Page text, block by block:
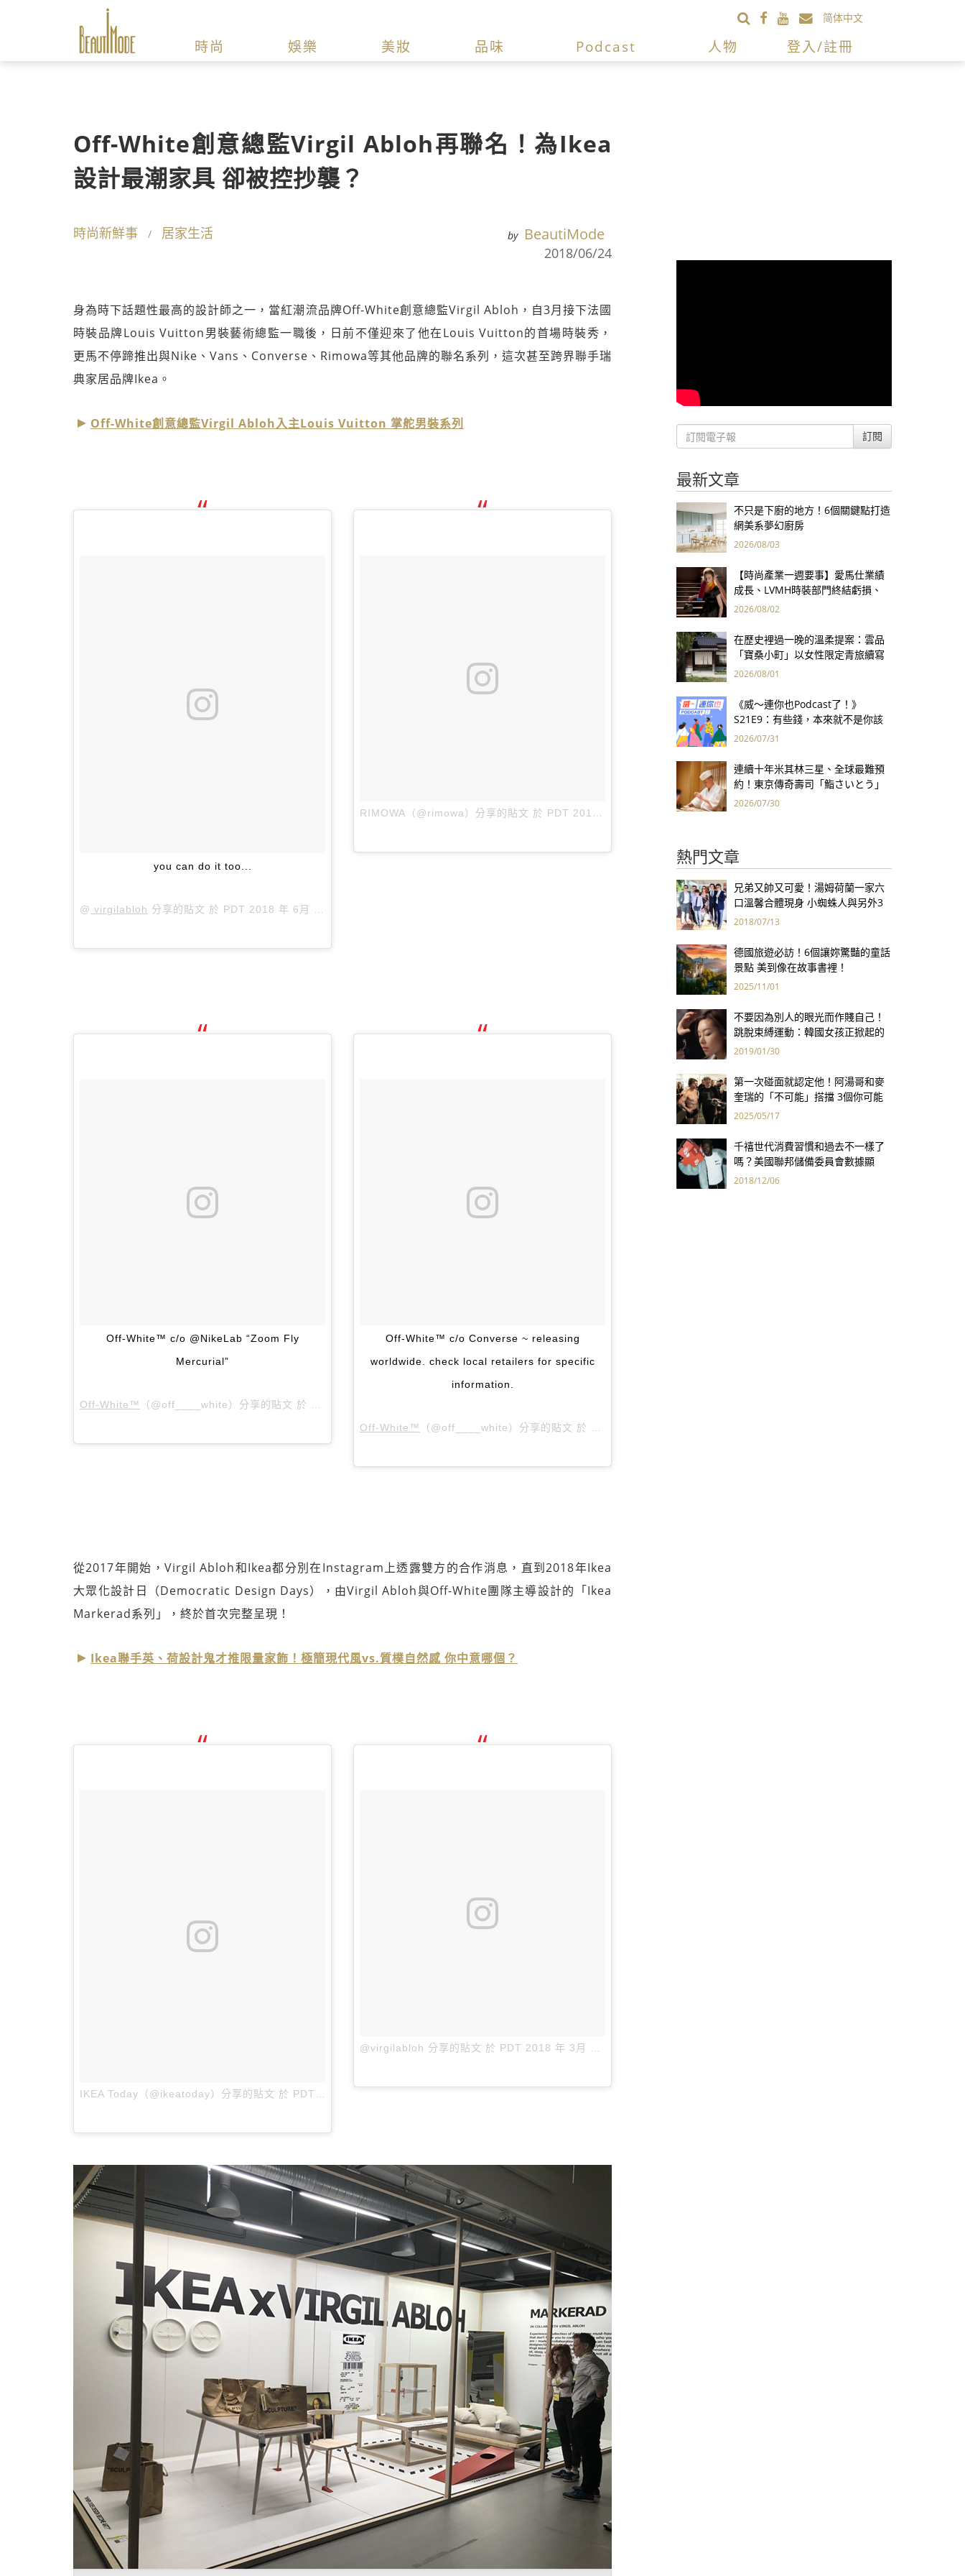
简体中文
時尚 娛樂 美妝 品味 Podcast 人物 登入/註冊
Off-White創意總監Virgil Abloh再聯名！為Ikea
設計最潮家具 卻被控抄襲？
時尚新鮮事 居家生活 by BeautiMode
2018/06/24
身為時下話題性最高的設計師之一，當紅潮流品牌Off-White創意總監Virgil Abloh，自3月接下法國
時裝品牌Louis Vuitton男裝藝術總監一職後，日前不僅迎來了他在Louis Vuitton的首場時裝秀，
更馬不停蹄推出與Nike、Vans、Converse、Rimowa等其他品牌的聯名系列，這次甚至跨界聯手瑞
典家居品牌Ikea。
Off-White創意總監Virgil Abloh入主Louis Vuitton 掌舵男裝系列
you can do it too...
@ virgilabloh 分享的貼文 於 PDT 2018 年 6月 月 21 日 上午 7:30
RIMOWA（@rimowa）分享的貼文 於 PDT 2018 年 6月 月 20 日 上午 4:51
Off-White™ c/o @NikeLab “Zoom Fly
Mercurial”
Off-White™ （@off____white）分享的貼文 於
Off-White™ c/o Converse ~ releasing
worldwide. check local retailers for specific
information.
Off-White™ （@off____white）分享的貼文 於
從2017年開始，Virgil Abloh和Ikea都分別在Instagram上透露雙方的合作消息，直到2018年Ikea
大眾化設計日（Democratic Design Days），由Virgil Abloh與Off-White團隊主導設計的「Ikea
Markerad系列」，終於首次完整呈現！
Ikea聯手英、荷設計鬼才推限量家飾！極簡現代風vs.質樸自然感 你中意哪個？
IKEA Today（@ikeatoday）分享的貼文 於 PDT 2017 年 6月 月 7 日 上午 7:11
@virgilabloh 分享的貼文 於 PDT 2018 年 3月 月 13 日 上午 9:46
訂閱
最新文章
不只是下廚的地方！6個關鍵點打造
網美系夢幻廚房
2026/08/03
【時尚產業一週要事】愛馬仕業績
成長、LVMH時裝部門終結虧損、
Kering轉型策略初現成效、Prada
2026/08/02
在歷史裡過一晚的溫柔提案：雲品
「寶桑小町」以女性限定青旅續寫
台東老屋記憶
2026/08/01
《威～連你也Podcast了！》
S21E9：有些錢，本來就不是你該
賺的——讀《一個投機者的告白》
2026/07/31
連續十年米其林三星、全球最難預
約！東京傳奇壽司「鮨さいとう」
為何破例首度來台？
2026/07/30
熱門文章
兄弟又帥又可愛！湯姆荷蘭一家六
口溫馨合體現身 小蜘蛛人與另外3
個弟弟感情超好！
2018/07/13
德國旅遊必訪！6個讓妳驚豔的童話
景點 美到像在故事書裡！
2025/11/01
不要因為別人的眼光而作賤自己！
跳脫束縛運動：韓國女孩正掀起的
素顏革命
2019/01/30
第一次碰面就認定他！阿湯哥和麥
奎瑞的「不可能」搭擋 3個你可能
不知道的小故事
2025/05/17
千禧世代消費習慣和過去不一樣了
嗎？美國聯邦儲備委員會數據顯
示：沒啥大不同，美國年輕人只是
2018/12/06